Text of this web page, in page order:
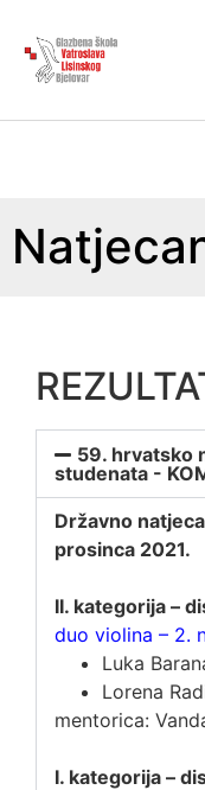
59. hrvatsko
studenata -
Državno
prosinca 2021.
II. kategorija –
duo violina – 2.
Luka
Lorena
mentorica:
I. kategorija –